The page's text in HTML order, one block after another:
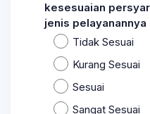
kesesuaian
jenis pelayanannya
Tidak Sesuai
Kurang Sesuai
Sesuai
Sangat Sesuai